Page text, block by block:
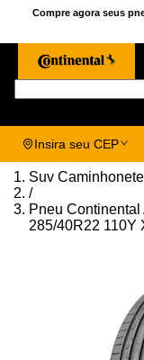
Compre agora seus
Insira seu CEP
Suv Caminhonete
/
Pneu
285/40R22 110Y